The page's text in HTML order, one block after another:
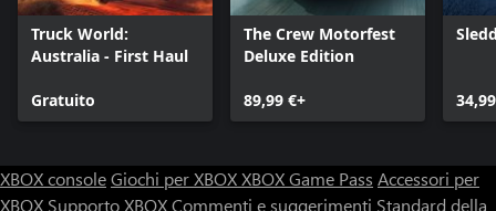
Truck World:
Australia - First Haul
Gratuito
The Crew Motorfest
Deluxe Edition
89,99 €+
XBOX consoleGiochi per XBOXXBOX Game Pass Accessori per
XBOX Supporto XBOXCommenti e suggerimenti Standard della